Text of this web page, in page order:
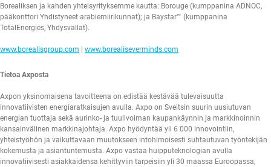
Borealiksen ja kahden yhteisyrityksemme kautta: Borouge (kumppanina ADNOC,
pääkonttori Yhdistyneet arabiemiirikunnat); ja Baystar™ (kumppanina
TotalEnergies, Yhdysvallat).
www.borealisgroup.com | www.borealiseverminds.com
Tietoa Axposta
Axpon yksinomaisena tavoitteena on edistää kestävää tulevaisuutta
innovatiivisten energiaratkaisujen avulla. Axpo on Sveitsin suurin uusiutuvan
energian tuottaja sekä aurinko- ja tuulivoiman kaupankäynnin ja markkinoinnin
kansainvälinen markkinajohtaja. Axpo hyödyntää yli 6 000 innovointiin,
yhteistyöhön ja vaikuttavaan muutokseen intohimoisesti suhtautuvan työntekijän
kokemusta ja asiantuntemusta. Axpo vastaa huipputeknologian avulla
innovatiivisesti asiakkaidensa kehittyviin tarpeisiin yli 30 maassa Euroopassa,